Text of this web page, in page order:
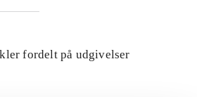
fordelt på udgivelser